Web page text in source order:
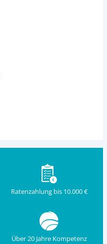
Ratenzahlung bis 10.000 €
Über 20 Jahre Kompetenz